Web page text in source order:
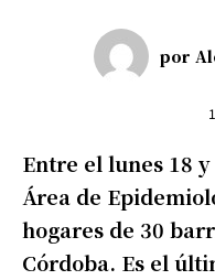
por
Entre el lunes 18
Área de
hogares de 30
Córdoba. Es el